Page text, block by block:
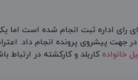
اداره ثبت انجام شده است اما
جهت پیشروی پرونده انجام داد.
خانوادهکاربلد و کارکشته در ارتباط